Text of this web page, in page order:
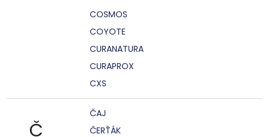
COSMOS
COYOTE
CURANATURA
CURAPROX
CXS
Č
ČAJ
ČERŤÁK